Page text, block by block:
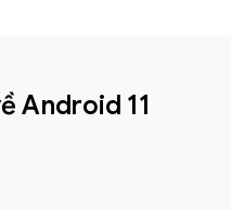
Android 11